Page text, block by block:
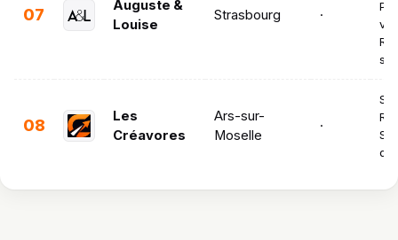
07
Auguste &
Louise
Strasbourg ·
08
Les
Créavores
Ars-sur-
Moselle
·
de